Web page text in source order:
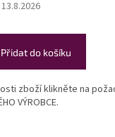
13.8.2026
Přidat do košíku
zboží klikněte na
VÝROBCE.